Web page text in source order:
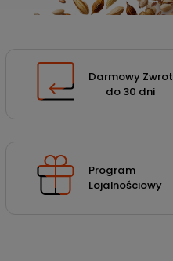
Darmowy Zwrot
do 30 dni
Program
Lojalnościowy